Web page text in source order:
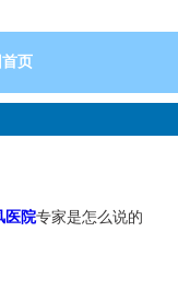
页
医院专家是怎么说的